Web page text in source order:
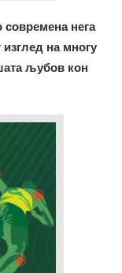
современа нега
на многу
љубов кон